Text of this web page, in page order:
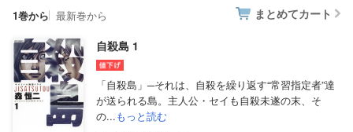
1巻から 最新巻から まとめてカート
自殺島 1
「自殺島」─それは、自殺を繰り返す“常習指定者”達
が送られる島。主人公・セイも自殺未遂の末、そ
の...もっと読む